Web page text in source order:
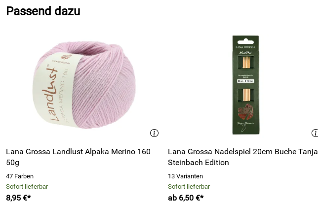
Passend dazu
Lana Grossa Landlust Alpaka Merino 160
50g
47 Farben
Sofort lieferbar
8,95 €*
Lana Grossa Nadelspiel 20cm Buche Tanja
Steinbach Edition
13 Varianten
Sofort lieferbar
ab 6,50 €*